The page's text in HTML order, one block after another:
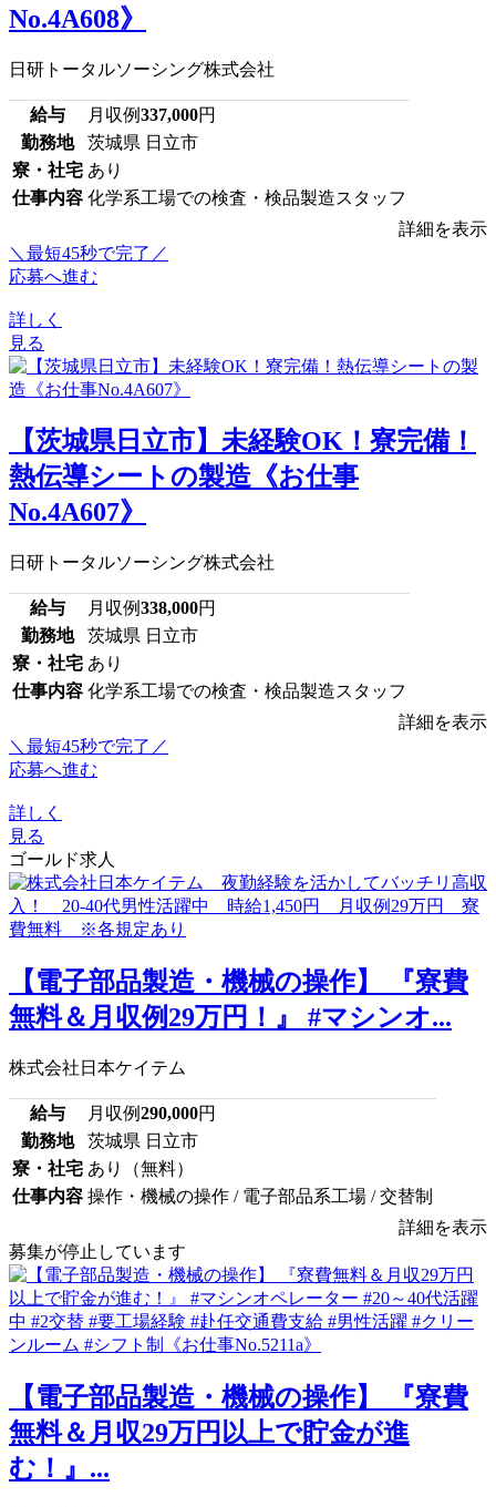
No.4A608》
日研トータルソーシング株式会社
給与 月収例337,000円
勤務地
茨城県 日立市
寮・社宅 あり
仕事内容 化学系工場での検査・検品製造スタッフ
詳細を表示
＼最短45秒で完了／
応募へ進む
詳しく
見る
【茨城県日立市】未経験OK！寮完備！
熱伝導シートの製造《お仕事
No.4A607》
日研トータルソーシング株式会社
給与 月収例338,000円
勤務地
茨城県 日立市
寮・社宅 あり
仕事内容 化学系工場での検査・検品製造スタッフ
詳細を表示
＼最短45秒で完了／
応募へ進む
詳しく
見る
ゴールド求人
【電子部品製造・機械の操作】 『寮費
無料＆月収例29万円！』 #マシンオ...
株式会社日本ケイテム
給与 月収例290,000円
勤務地
茨城県 日立市
寮・社宅 あり（無料）
仕事内容 操作・機械の操作 / 電子部品系工場 / 交替制
詳細を表示
募集が停止しています
【電子部品製造・機械の操作】 『寮費
無料＆月収29万円以上で貯金が進
む！』...